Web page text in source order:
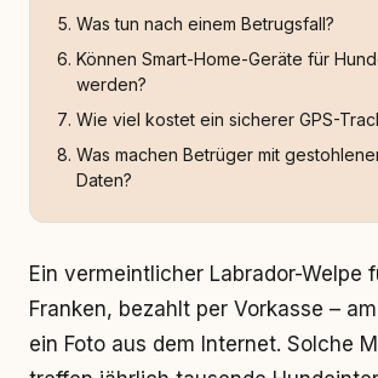
Was tun nach einem Betrugsfall?
Können Smart-Home-Geräte für
werden?
Wie viel kostet ein sicherer GPS-
Was machen Betrüger mit
Daten?
Ein vermeintlicher Labrador-Welpe
Franken, bezahlt per Vorkasse –
ein Foto aus dem Internet. Solche